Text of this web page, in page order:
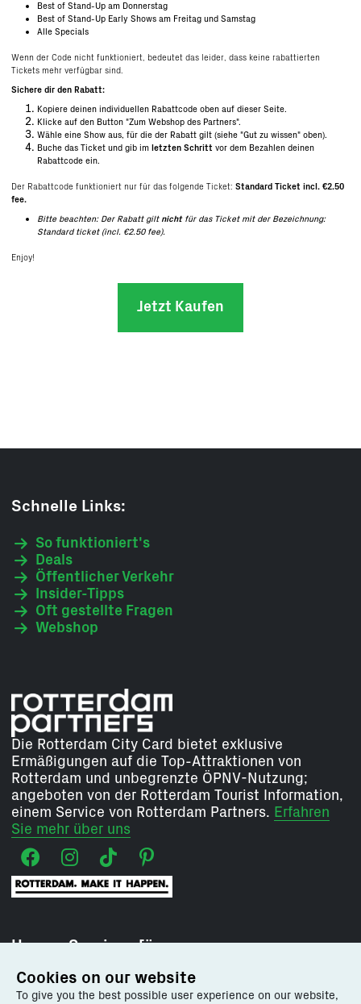
Best of Stand-Up am Donnerstag
Best of Stand-Up Early Shows am Freitag und Samstag
Alle Specials
Wenn der Code nicht funktioniert, bedeutet das leider, dass keine rabattierten
Tickets mehr verfügbar sind.
Sichere dir den Rabatt:
Kopiere deinen individuellen Rabattcode oben auf dieser Seite.
Klicke auf den Button "Zum Webshop des Partners".
Wähle eine Show aus, für die der Rabatt gilt (siehe "Gut zu wissen" oben).
Buche das Ticket und gib im letzten Schritt vor dem Bezahlen deinen
Rabattcode ein.
Der Rabattcode funktioniert nur für das folgende Ticket: Standard Ticket incl. €2.50
fee.
Bitte beachten: Der Rabatt gilt nicht für das Ticket mit der Bezeichnung:
Standard ticket (incl. €2.50 fee).
Enjoy!
Jetzt Kaufen
Schnelle Links:
So funktioniert's
Deals
Öffentlicher Verkehr
Insider-Tipps
Oft gestellte Fragen
Webshop
Unsere Services für:
Rotterdam entdecken
Besuch planen
Die Rotterdam City Card bietet exklusive
Ermäßigungen auf die Top-Attraktionen von
Rotterdam und unbegrenzte ÖPNV-Nutzung;
angeboten von der Rotterdam Tourist Information,
einem Service von Rotterdam Partners. Erfahren
Sie mehr über uns
Cookies on our website
To give you the best possible user experience on our website,